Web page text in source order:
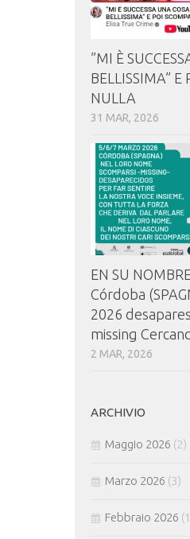
⁠⁠”MI È
BELLISSIMA” E
NULLA
31 MAR, 2026
EN SU
Córdoba
2026
missing
2 MAR, 2026
ARCHIVIO
Maggio 2026 (2)
Marzo 2026 (3)
Febbraio 2026